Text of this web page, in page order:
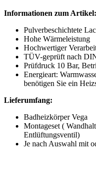
Informationen zum Artikel:
Pulverbeschichtete
Hohe Wärmeleistung
Hochwertiger
TÜV-geprüft nach
Prüfdruck 10 Bar,
Energieart:
benötigen Sie ein
Lieferumfang:
Badheizkörper Vega
Montageset (
Entlüftungsventil)
Je nach Auswahl mit